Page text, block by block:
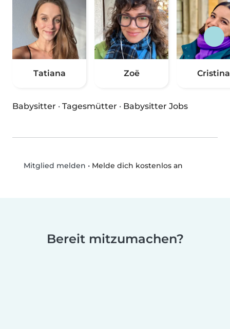
Tatiana Zoë Cristina
Babysitter · Tagesmütter · Babysitter Jobs
Mitglied melden • Melde dich kostenlos an
Bereit mitzumachen?